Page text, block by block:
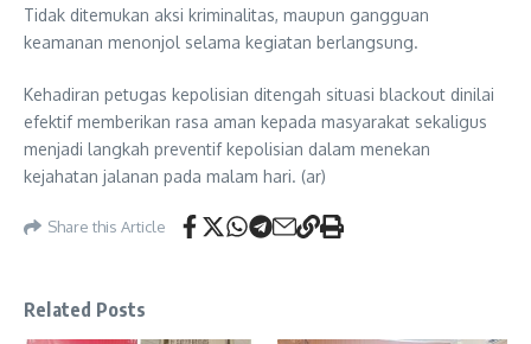
Tidak ditemukan aksi kriminalitas, maupun gangguan
keamanan menonjol selama kegiatan berlangsung.
Kehadiran petugas kepolisian ditengah situasi blackout dinilai
efektif memberikan rasa aman kepada masyarakat sekaligus
menjadi langkah preventif kepolisian dalam menekan
kejahatan jalanan pada malam hari. (ar)
Share this Article
Related Posts